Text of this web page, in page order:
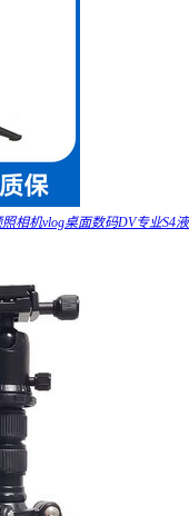
相机vlog桌面数码DV专业S4液